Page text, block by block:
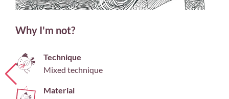
Why I'm not?
Technique
Mixed technique
Material